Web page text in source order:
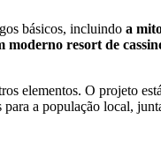
básicos, incluindo a
moderno resort de
elementos. O projeto
a população local,